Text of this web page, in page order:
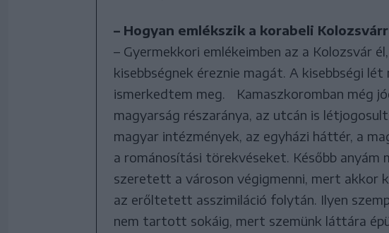
– Hogyan emlékszik a korabeli
– Gyermekkori emlékeimben az a Kolozsvár
kisebbségnek éreznie magát. A kisebbségi
ismerkedtem meg. Kamaszkoromban még
magyarság részaránya, az utcán is
magyar intézmények, az egyházi háttér, a
a románosítási törekvéseket. Később anyám
szeretett a városon végigmenni, mert akkor
az erőltetett asszimiláció folytán. Ilyen
nem tartott sokáig, mert szemünk láttára